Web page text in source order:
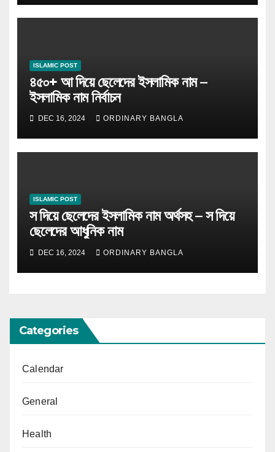
ISLAMIC POST
৪৫০+ আ দিয়ে ছেলেদের ইসলামিক নাম –
ইসলামিক নাম নির্বাচন
DEC 16, 2024 ORDINARY BANGLA
ISLAMIC POST
স দিয়ে ছেলেদের ইসলামিক নাম অর্থসহ – স দিয়ে
ছেলেদের আধুনিক নাম
DEC 16, 2024 ORDINARY BANGLA
Categories
Calendar
General
Health